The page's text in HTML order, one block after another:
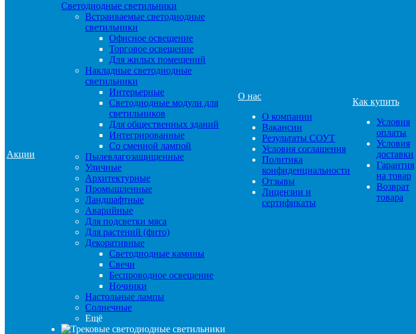
Акции
Светодиодные светильники
Встраиваемые светодиодные
светильники
Офисное освещение
Торговое освещение
Для жилых помещений
Накладные светодиодные
светильники
Интерьерные
Светодиодные модули для
светильников
Для общественных зданий
Интегрированные
Со сменной лампой
Пылевлагозащищенные
Уличные
Архитектурные
Промышленные
Ландшафтные
Аварийные
Для подсветки мяса
Для растений (фито)
Декоративные
Светодиодные камины
Свечи
Беспроводное освещение
Ночники
Настольные лампы
Солнечные
Ещё
О нас
О компании
Вакансии
Результаты СОУТ
Условия соглашения
Политика
конфиденциальности
Отзывы
Лицензии и
сертификаты
Как купить
Условия
оплаты
Условия
доставки
Гарантия
на товар
Возврат
товара